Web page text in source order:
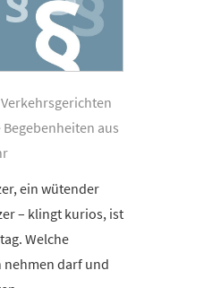
aus
ein wütender
– klingt kurios, ist
Welche
nehmen darf und